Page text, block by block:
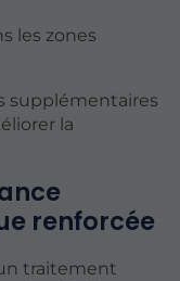
les zones
supplémentaires
la
renforcée
traitement